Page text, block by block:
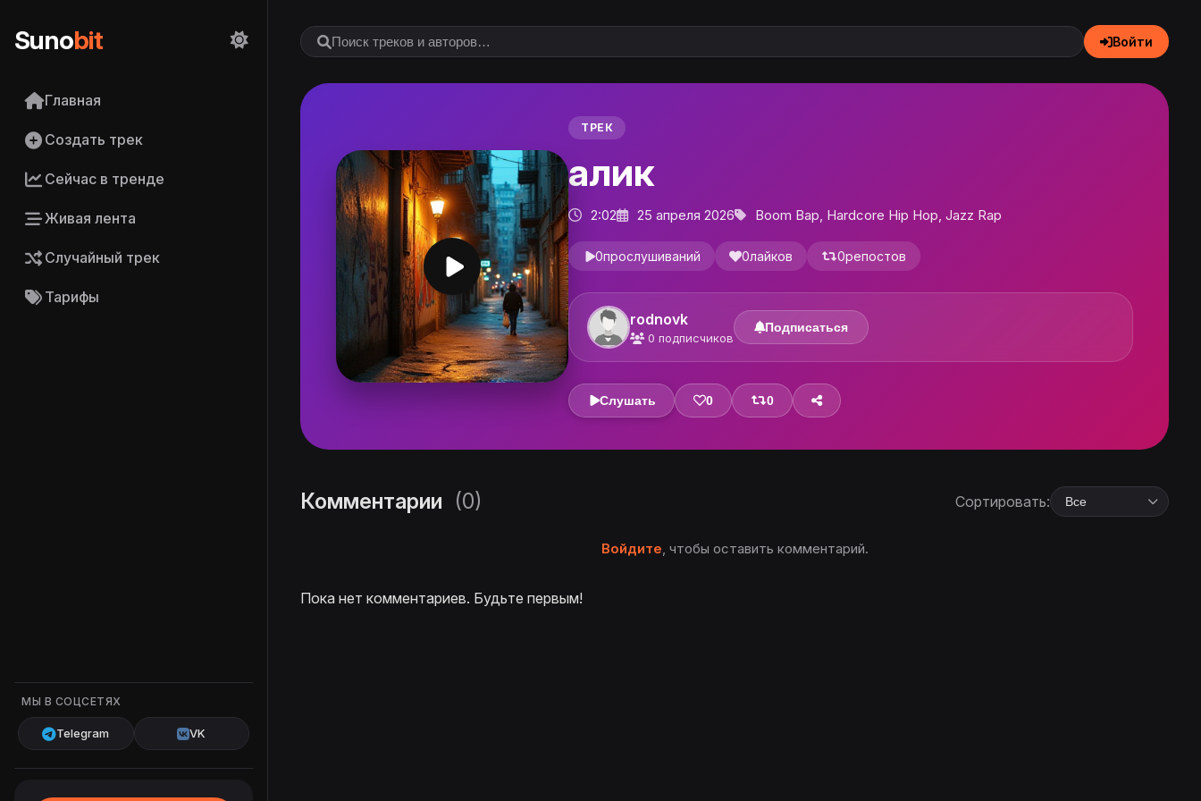
Sunobit
Главная
Создать трек
Сейчас в тренде
Живая лента
Случайный трек
Тарифы
МЫ В СОЦСЕТЯХ
Telegram VK
Войти
ТРЕК
алик
2:02 25 апреля 2026 Boom Bap, Hardcore Hip Hop, Jazz Rap
0прослушиваний 0лайков 0репостов
rodnovk
0 подписчиков
Подписаться
Слушать 0 0
Комментарии (0) Сортировать:
Войдите, чтобы оставить комментарий.
Пока нет комментариев. Будьте первым!